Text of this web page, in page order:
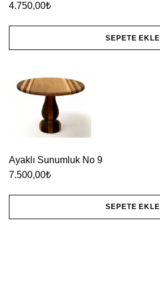
4.750,00₺
SEPETE EKLE
Ayaklı Sunumluk No 9
7.500,00₺
SEPETE EKLE